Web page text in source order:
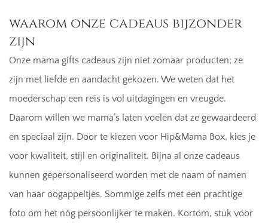
waarom onze cadeaus bijzonder
zijn
Onze mama gifts cadeaus zijn niet zomaar producten; ze
zijn met liefde en aandacht gekozen. We weten dat het
moederschap een reis is vol uitdagingen en vreugde.
Daarom willen we mama’s laten voelen dat ze gewaardeerd
en speciaal zijn. Door te kiezen voor Hip&Mama Box, kies je
voor kwaliteit, stijl en originaliteit. Bijna al onze cadeaus
kunnen gepersonaliseerd worden met de naam of namen
van haar oogappeltjes. Sommige zelfs met een prachtige
foto om het nóg persoonlijker te maken. Kortom, stuk voor